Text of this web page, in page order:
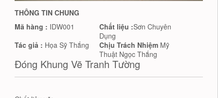
THÔNG TIN CHUNG
Mã hàng : IDW001 Chất liệu :Sơn Chuyên
Dụng
Tác giả : Họa Sỹ Thắng Chịu Trách Nhiệm Mỹ
Thuật Ngọc Thắng
Đóng Khung Vẽ Tranh Tường